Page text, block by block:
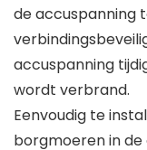
de accuspanning
accuspanning
wordt verbrand.
Eenvoudig te
borgmoeren in